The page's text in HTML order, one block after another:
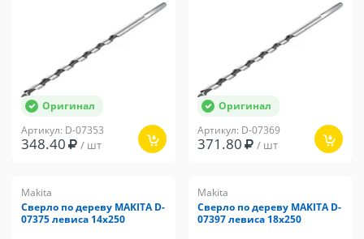
Оригинал
Артикул: D-07353
348.40 / шт
Оригинал
Артикул: D-07369
371.80 / шт
Makita
Сверло по дереву MAKITA D-
07375 левиса 14x250
Makita
Сверло по дереву MAKITA D-
07397 левиса 18x250